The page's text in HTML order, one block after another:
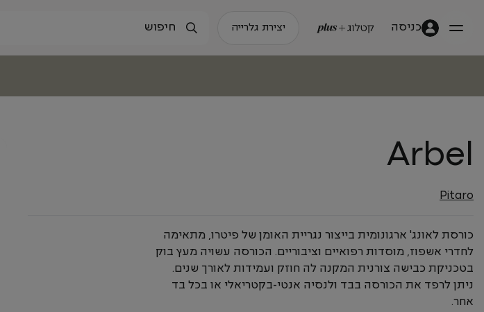
כניסה יצירת גלרייה
Arbel
Pitaro
כורסת לאונג' ארגונומית בייצור נגריית האומן של פיטרו, מתאימה
לחדרי אשפוז, מוסדות רפואיים וציבוריים. הכורסה עשויה מעץ בוק
בטכניקת כבישה צורנית המקנה לה חוזק ועמידות לאורך שנים.
ניתן לרפד את הכורסה בבד ולנסיה אנטי-בקטריאלי או בכל בד
אחר.